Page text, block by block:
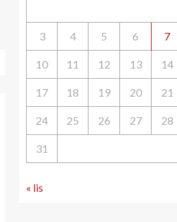
3 4 5 6 7
10 11 12 13 14
17 18 19 20 21
24 25 26 27 28
31
« lis